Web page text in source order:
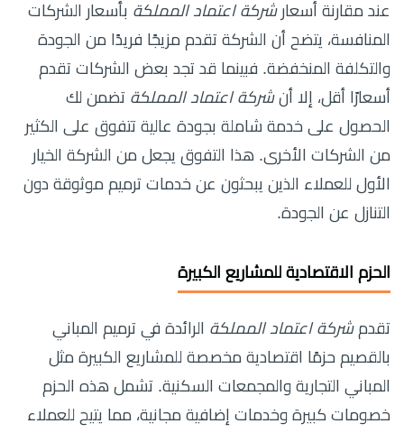
عند مقارنة أسعارشركة اعتماد المملكة بأسعار الشركات
المنافسة، يتضح أن الشركة تقدم مزيجًا فريدًا من الجودة
والتكلفة المنخفضة. فبينما قد تجد بعض الشركات تقدم
أسعارًا أقل، إلا أنشركة اعتماد المملكة تضمن لك
الحصول على خدمة شاملة بجودة عالية تتفوق على الكثير
من الشركات الأخرى. هذا التفوق يجعل من الشركة الخيار
الأول للعملاء الذين يبحثون عن خدمات ترميم موثوقة دون
التنازل عن الجودة.
الحزم الاقتصادية للمشاريع الكبيرة
تقدمشركة اعتماد المملكة الرائدة في ترميم المباني
بالقصيم حزمًا اقتصادية مخصصة للمشاريع الكبيرة مثل
المباني التجارية والمجمعات السكنية. تشمل هذه الحزم
خصومات كبيرة وخدمات إضافية مجانية، مما يتيح للعملاء